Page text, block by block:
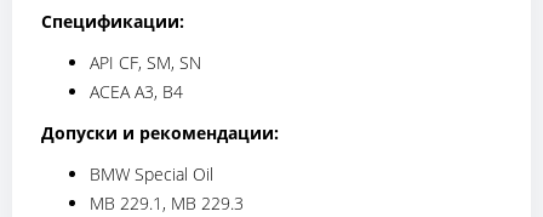
Спецификации:
API CF, SM, SN
ACEA A3, B4
Допуски и рекомендации:
BMW Special Oil
MB 229.1, MB 229.3